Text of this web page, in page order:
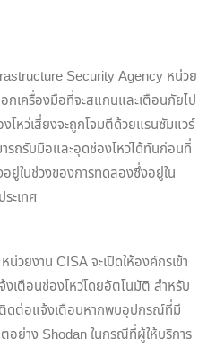
Security Agency หน่วย
กเครื่องมือที่จะสแกนและเตือนภัยไป
หว่เสี่ยงจะถูกโจมตีด้วยแรนซัมแวร์
รถรับมือและอุดช่องโหว่ได้ทันก่อนที่
ยู่ในช่วงของการทดลองซึ่งอยู่ใน
ะเทศ
วยงาน CISA จะเปิดให้องค์กรเข้า
งเตือนช่องโหว่โดยอัตโนมัติ สำหรับ
ติดต่อแจ้งเตือนหากพบอุปกรณ์ที่มี
อย่าง Shodan ในกรณีที่ผู้ให้บริการ